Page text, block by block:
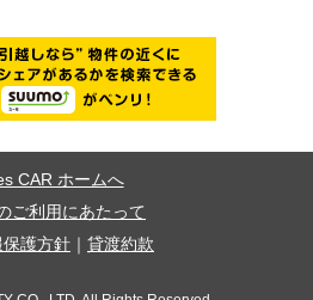
CAR ホームへ
ご利用にあたって
護方針
貸渡約款